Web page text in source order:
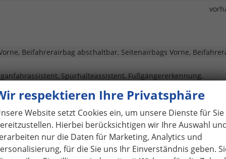
Beifahrerairbag abschaltbar, Seitenairbags Vorne,
Spurhalteassistent, Fußgängererkennung,
Park Distance Control
mit Kurvenlicht, LED-Rückleuchten, LED-Scheinwerfer, LED-
respektieren Ihre Privatsphäre
Website setzt Cookies ein, um unsere Dienste für Sie
Hierbei berücksichtigen wir Ihre Auswahl
nur die Daten für Marketing, Analytics und
für die Sie uns Ihr Einverständnis geben.